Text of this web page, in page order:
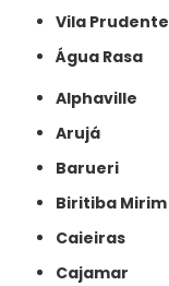
Vila Prudente
Água Rasa
Alphaville
Arujá
Barueri
Biritiba Mirim
Caieiras
Cajamar